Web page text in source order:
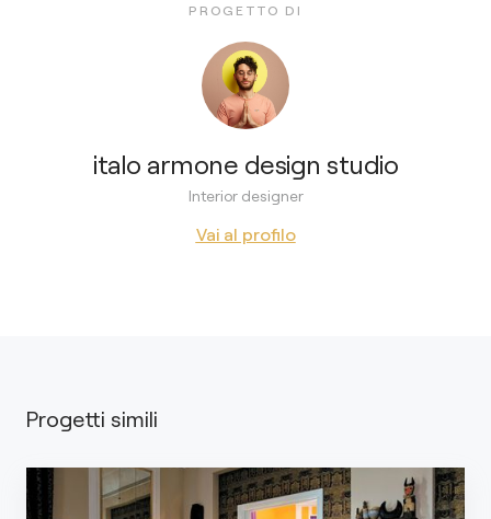
PROGETTO DI
italo armone design studio
Interior designer
Vai al profilo
Progetti simili